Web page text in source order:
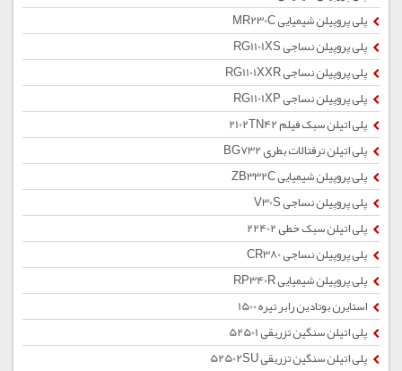
پلی پروپیلن شیمیایی MR230C
پلی پروپیلن نساجی RG1101XS
پلی پروپیلن نساجی RG1101XXR
پلی پروپیلن نساجی RG1101XP
پلی اتیلن سبک فیلم 2102TN42
پلی اتیلن ترفتالات بطری BG732
پلی پروپیلن شیمیایی ZB332C
پلی پروپیلن نساجی V30S
پلی اتیلن سبک خطی 22402
پلی پروپیلن نساجی CR380
پلی پروپیلن شیمیایی RP340R
استایرن بوتادین رابر تیره 1500
پلی اتیلن سنگین تزریقی 52501
پلی اتیلن سنگین تزریقی 52502SU